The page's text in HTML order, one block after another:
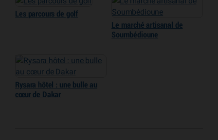
Les parcours de golf
Le marché artisanal de
Soumbédioune
Rysara hôtel : une bulle au
cœur de Dakar